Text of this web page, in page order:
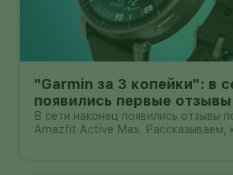
"Garmin за 3 копейки": в
появились первые
Active Max с оффлайн-
В сети наконец появились отзывы
Amazfit Active Max. Рассказываем,